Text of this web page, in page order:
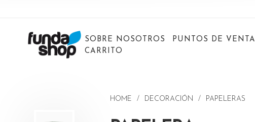
SOBRE NOSOTROS PUNTOS DE VENTA
CARRITO
HOME / DECORACIÓN / PAPELERAS